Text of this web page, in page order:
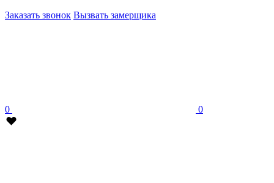
Заказать звонок Вызвать замерщика
0 0